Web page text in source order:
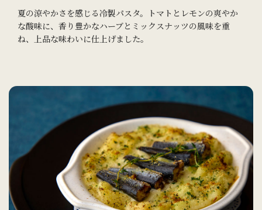
夏の涼やかさを感じる冷製パスタ。トマトとレモンの爽やか
な酸味に、香り豊かなハーブとミックスナッツの風味を重
ね、上品な味わいに仕上げました。